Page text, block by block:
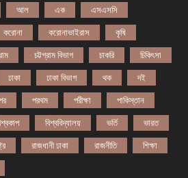
আল এক এসএসসি
করোনা করোনাভাইরাস কৃষি
চট্টগ্রাম বিভাগ চাকরি চিকিৎসা
ঢাকা ঢাকা বিভাগ থক দই
পরথম পরীক্ষা পাকিস্তান
বিশ্ববিদ্যালয় ভর্তি ভারত
রাজধানী ঢাকা রাজনীতি শিক্ষা